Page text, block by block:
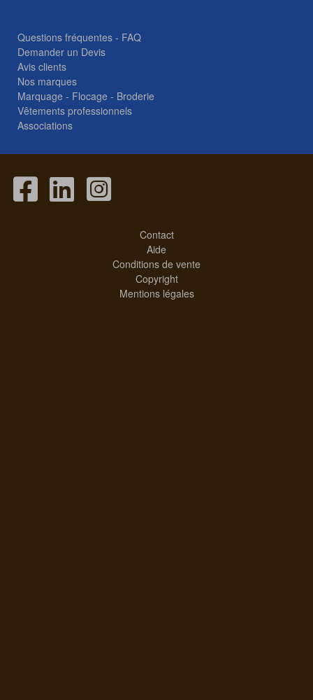
Questions fréquentes - FAQ
Demander un Devis
Avis clients
Nos marques
Marquage - Flocage - Broderie
Vêtements professionnels
Associations
Contact
Aide
Conditions de vente
Copyright
Mentions légales